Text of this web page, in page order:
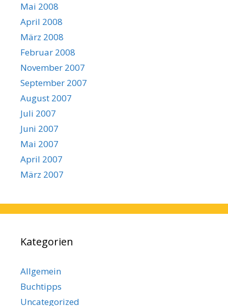
Mai 2008
April 2008
März 2008
Februar 2008
November 2007
September 2007
August 2007
Juli 2007
Juni 2007
Mai 2007
April 2007
März 2007
Kategorien
Allgemein
Buchtipps
Uncategorized